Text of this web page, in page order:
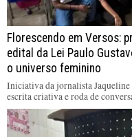
Florescendo em Versos:
edital da Lei Paulo
o universo feminino
Iniciativa da jornalista
escrita criativa e roda de